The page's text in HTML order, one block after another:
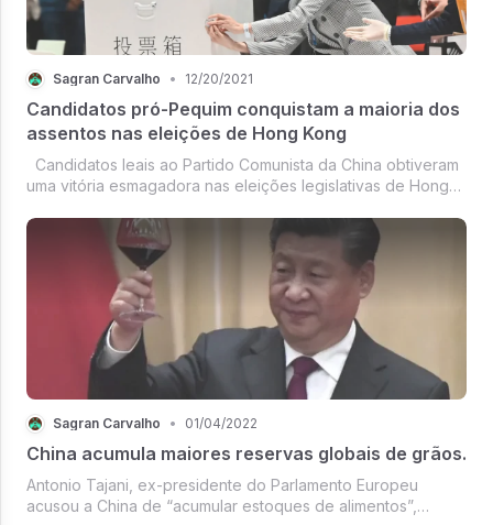
Sagran Carvalho • 12/20/2021
Candidatos pró-Pequim conquistam a maioria dos
assentos nas eleições de Hong Kong
Candidatos leais ao Partido Comunista da China obtiveram
uma vitória esmagadora nas eleições legislativas de Hong
as autoridades receberam o poder de excluir aqueles
considerados inade...
Sagran Carvalho • 01/04/2022
China acumula maiores reservas globais de grãos.
Antonio Tajani, ex-presidente do Parlamento Europeu
acusou a China de “acumular estoques de alimentos”,